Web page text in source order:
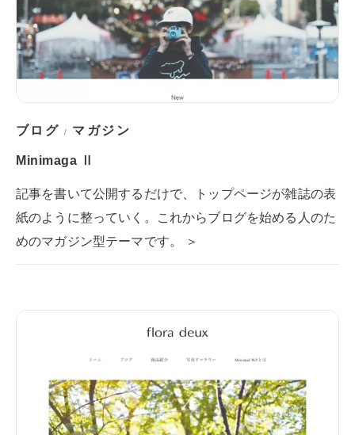
ブログ / マガジン
Minimaga Ⅱ
記事を書いて公開するだけで、トップページが雑誌の表
紙のように整っていく。これからブログを始める人のた
めのマガジン型テーマです。 ＞